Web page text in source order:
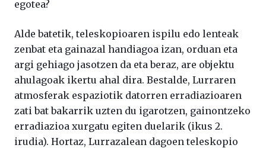
egotea?
Alde batetik, teleskopioaren ispilu edo lenteak
zenbat eta gainazal handiagoa izan, orduan eta
argi gehiago jasotzen da eta beraz, are objektu
ahulagoak ikertu ahal dira. Bestalde, Lurraren
atmosferak espaziotik datorren erradiazioaren
zati bat bakarrik uzten du igarotzen, gainontzeko
erradiazioa xurgatu egiten duelarik (ikus 2.
irudia). Hortaz, Lurrazalean dagoen teleskopio